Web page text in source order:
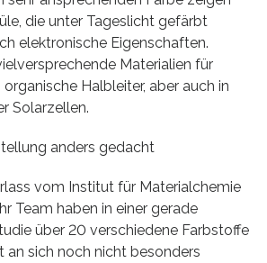
die unter Tageslicht gefärbt
elektronische Eigenschaften.
Materialien für
Halbleiter, aber auch in
Solarzellen.
anders gedacht
vom Institut für Materialchemie
Team haben in einer gerade
über 20 verschiedene Farbstoffe
an sich noch nicht besonders